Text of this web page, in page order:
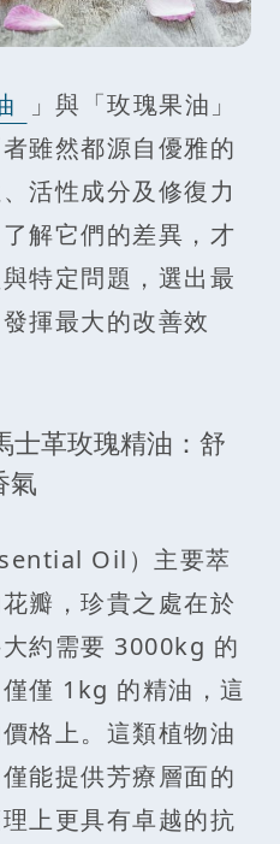
」與「玫瑰果油」
雖然都源自優雅的
活性成分及修復力
解它們的差異，才
特定問題，選出最
揮最大的改善效
士革玫瑰精油：舒
氣
Oil）主要萃
瓣，珍貴之處在於
約需要 3000kg 的
僅 1kg 的精油，這
格上。這類植物油
能提供芳療層面的
上更具有卓越的抗